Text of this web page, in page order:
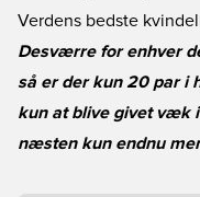
Verdens bedste
Desværre for enhver
så er der kun 20 par i
kun at blive givet væk
næsten kun endnu